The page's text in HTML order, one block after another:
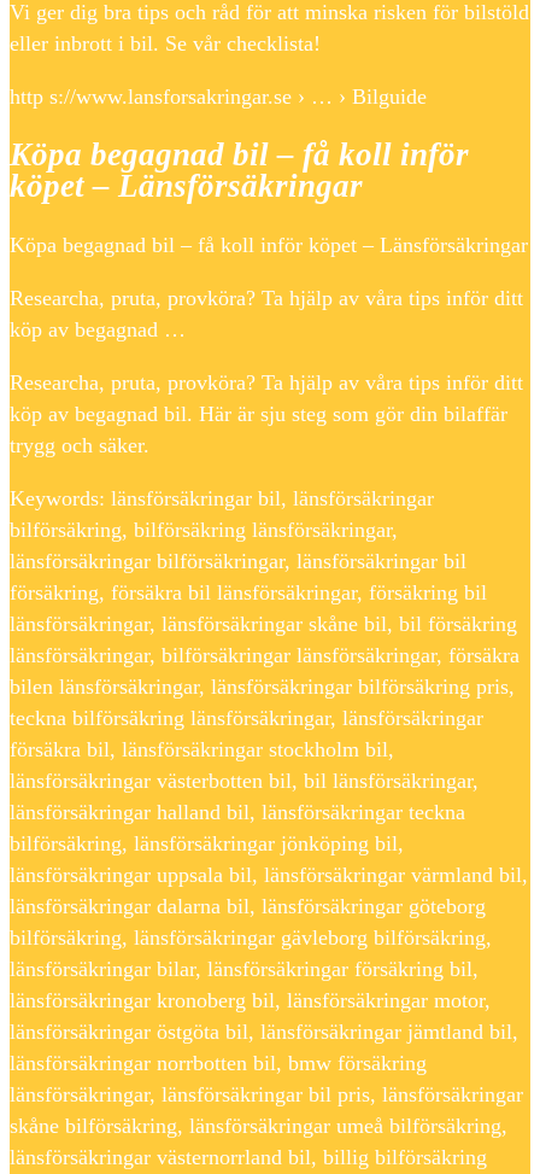
Vi ger dig bra tips och råd för att minska risken för bilstöld
eller inbrott i bil. Se vår checklista!
http s://www.lansforsakringar.se › … › Bilguide
Köpa begagnad bil – få koll inför
köpet – Länsförsäkringar
Köpa begagnad bil – få koll inför köpet – Länsförsäkringar
Researcha, pruta, provköra? Ta hjälp av våra tips inför ditt
köp av begagnad …
Researcha, pruta, provköra? Ta hjälp av våra tips inför ditt
köp av begagnad bil. Här är sju steg som gör din bilaffär
trygg och säker.
Keywords: länsförsäkringar bil, länsförsäkringar
bilförsäkring, bilförsäkring länsförsäkringar,
länsförsäkringar bilförsäkringar, länsförsäkringar bil
försäkring, försäkra bil länsförsäkringar, försäkring bil
länsförsäkringar, länsförsäkringar skåne bil, bil försäkring
länsförsäkringar, bilförsäkringar länsförsäkringar, försäkra
bilen länsförsäkringar, länsförsäkringar bilförsäkring pris,
teckna bilförsäkring länsförsäkringar, länsförsäkringar
försäkra bil, länsförsäkringar stockholm bil,
länsförsäkringar västerbotten bil, bil länsförsäkringar,
länsförsäkringar halland bil, länsförsäkringar teckna
bilförsäkring, länsförsäkringar jönköping bil,
länsförsäkringar uppsala bil, länsförsäkringar värmland bil,
länsförsäkringar dalarna bil, länsförsäkringar göteborg
bilförsäkring, länsförsäkringar gävleborg bilförsäkring,
länsförsäkringar bilar, länsförsäkringar försäkring bil,
länsförsäkringar kronoberg bil, länsförsäkringar motor,
länsförsäkringar östgöta bil, länsförsäkringar jämtland bil,
länsförsäkringar norrbotten bil, bmw försäkring
länsförsäkringar, länsförsäkringar bil pris, länsförsäkringar
skåne bilförsäkring, länsförsäkringar umeå bilförsäkring,
länsförsäkringar västernorrland bil, billig bilförsäkring